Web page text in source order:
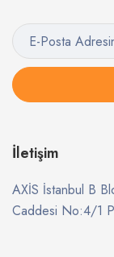
İletişim
AXİS İstanbul B
Caddesi No:4/1